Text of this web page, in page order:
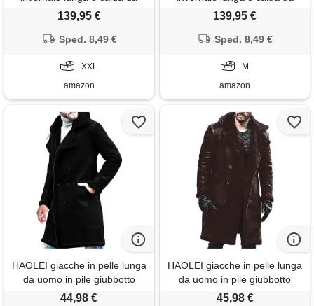
uomo con cappuccio foderato
in pile teddy e tasca sul petto
netaan xx s-3xl, grigio, xxl
139,95 €
Sped. 8,49 €
XXL
amazon
uomo con cappuccio foderato
in pile teddy e tasca sul petto
netaan xx s-3xl, nero , m
139,95 €
Sped. 8,49 €
M
amazon
HAOLEI giacche in pelle lunga
da uomo in pile giubbotto
colletto con risvolto imbottito
44,98 €
HAOLEI giacche in pelle lunga
da uomo in pile giubbotto
colletto con risvolto imbottito
45,98 €